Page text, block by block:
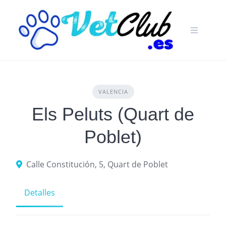
content
VALENCIA
Els Peluts (Quart de
Poblet)
Calle Constitución, 5, Quart de Poblet
Detalles